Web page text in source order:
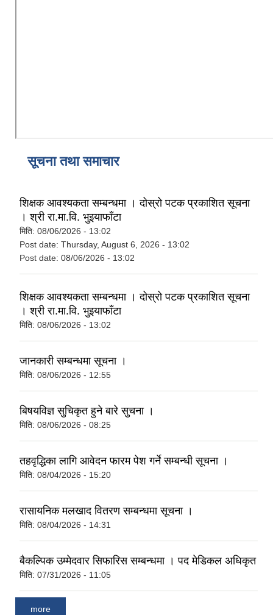
सूचना तथा समाचार
शिक्षक आवश्यकता सम्बन्धमा । दोस्रो पटक प्रकाशित सूचना
। श्री रा.मा.वि. भुइयाफाँटा
मिति: 08/06/2026 - 13:02
Post date: Thursday, August 6, 2026 - 13:02
Post date: 08/06/2026 - 13:02
शिक्षक आवश्यकता सम्बन्धमा । दोस्रो पटक प्रकाशित सूचना
। श्री रा.मा.वि. भुइयाफाँटा
मिति: 08/06/2026 - 13:02
जानकारी सम्बन्धमा सूचना ।
मिति: 08/06/2026 - 12:55
बिषयविज्ञ सुचिकृत हुने बारे सुचना ।
मिति: 08/06/2026 - 08:25
तहवृद्धिका लागि आवेदन फारम पेश गर्ने सम्बन्धी सूचना ।
मिति: 08/04/2026 - 15:20
रासायनिक मलखाद वितरण सम्बन्धमा सूचना ।
मिति: 08/04/2026 - 14:31
बैकल्पिक उम्मेदवार सिफारिस सम्बन्धमा । पद मेडिकल अधिकृत
मिति: 07/31/2026 - 11:05
more